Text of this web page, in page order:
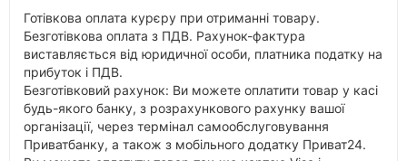
Готівкова оплата курєру при отриманні товару.
Безготівкова оплата з ПДВ. Рахунок-фактура
виставляється від юридичної особи, платника податку на
прибуток і ПДВ.
Безготівковий рахунок: Ви можете оплатити товар у касі
будь-якого банку, з розрахункового рахунку вашої
організації, через термінал самообслуговування
Приватбанку, а також з мобільного додатку Приват24.